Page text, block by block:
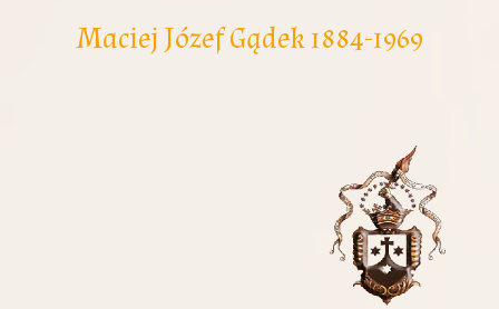
Maciej Józef Gądek 1884-1969